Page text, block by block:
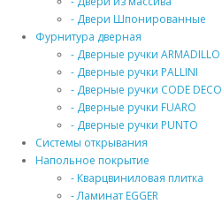
- Двери Шпонированные
Фурнитура дверная
- Дверные ручки ARMADILLO
- Дверные ручки PALLINI
- Дверные ручки CODE DECO
- Дверные ручки FUARO
- Дверные ручки PUNTO
Системы открывания
Напольное покрытие
- Кварцвиниловая плитка
- Ламинат EGGER